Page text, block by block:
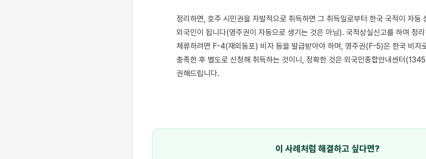
정리하면, 호주 시민권을 자발적으로 취득하면 그 취득일로부터 한국 국적이 자동
외국인이 됩니다(영주권이 자동으로 생기는 것은 아님). 국적상실신고를 하여 정리
체류하려면 F-4(재외동포) 비자 등을 발급받아야 하며, 영주권(F-5)은 한국 비자
충족한 후 별도로 신청해 취득하는 것이니, 정확한 것은 외국인종합안내센터
권해드립니다.
이 사례처럼 해결하고 싶다면?